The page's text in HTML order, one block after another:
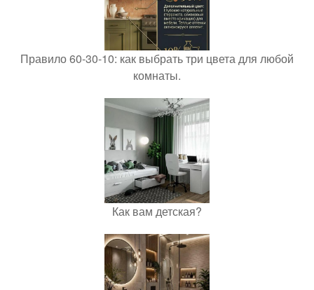
Правило 60-30-10: как выбрать три цвета для любой
комнаты.
Как вам детская?